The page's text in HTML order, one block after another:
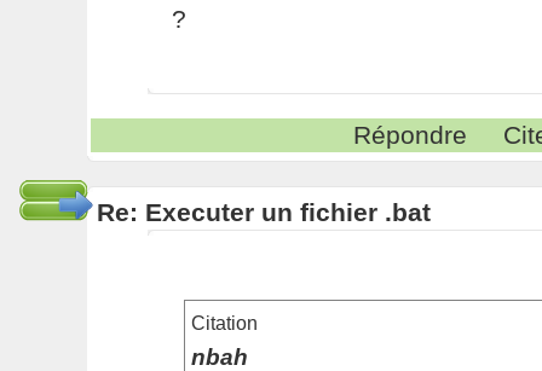
?
Répondre
Re: Executer un fichier .bat
Citation
nbah